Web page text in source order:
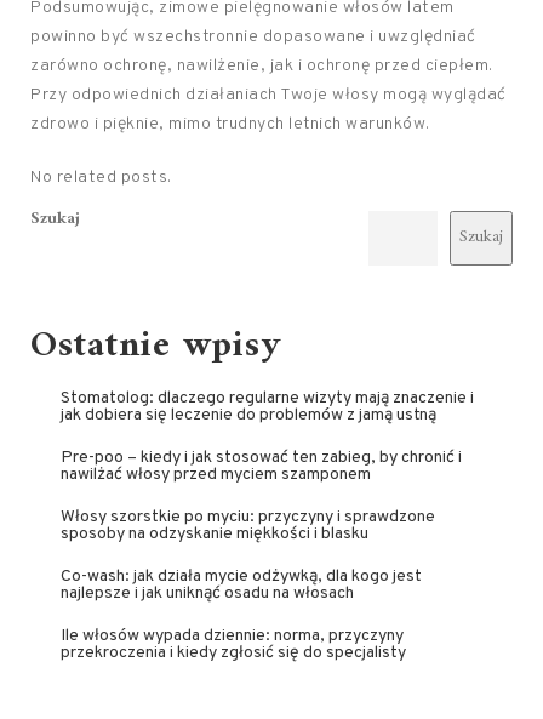
Podsumowując, zimowe pielęgnowanie włosów latem
powinno być wszechstronnie dopasowane i uwzględniać
zarówno ochronę, nawilżenie, jak i ochronę przed ciepłem.
Przy odpowiednich działaniach Twoje włosy mogą wyglądać
zdrowo i pięknie, mimo trudnych letnich warunków.
No related posts.
Szukaj
Szukaj
Ostatnie wpisy
Stomatolog: dlaczego regularne wizyty mają znaczenie i
jak dobiera się leczenie do problemów z jamą ustną
Pre-poo – kiedy i jak stosować ten zabieg, by chronić i
nawilżać włosy przed myciem szamponem
Włosy szorstkie po myciu: przyczyny i sprawdzone
sposoby na odzyskanie miękkości i blasku
Co-wash: jak działa mycie odżywką, dla kogo jest
najlepsze i jak uniknąć osadu na włosach
Ile włosów wypada dziennie: norma, przyczyny
przekroczenia i kiedy zgłosić się do specjalisty